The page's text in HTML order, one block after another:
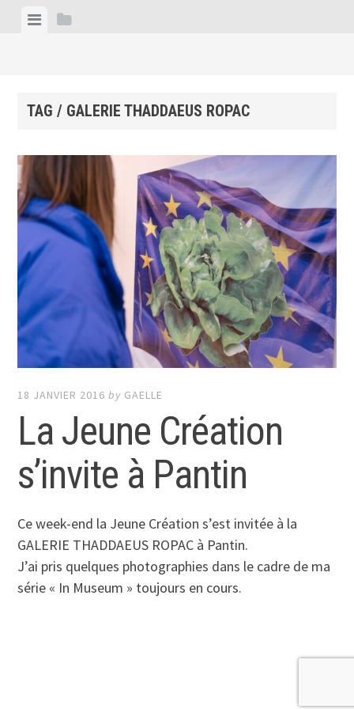
ViewView
TAG / GALERIE THADDAEUS ROPAC
18 JANVIER 2016 by GAELLE
La Jeune Création
s’invite à Pantin
Ce week-end la Jeune Création s’est invitée à la
GALERIE THADDAEUS ROPAC à Pantin.
J’ai pris quelques photographies dans le cadre de ma
série « In Museum » toujours en cours.